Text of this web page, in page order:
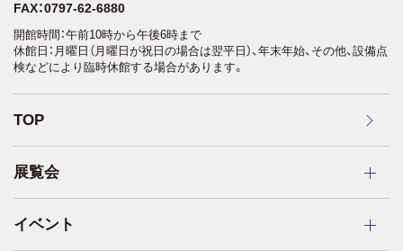
TOP
展覧会
イベント
FAX：0797-62-6880
開館時間：午前10時から午後6時まで
休館日：月曜日（月曜日が祝日の場合は翌平日）、年末年始、その他、設備点
検などにより臨時休館する場合があります。